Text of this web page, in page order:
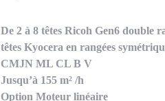
De 2 à 8 têtes Ricoh Gen6 double
têtes Kyocera en rangées
CMJN ML CL B V
Jusqu’à 155 m² /h
Option Moteur linéaire